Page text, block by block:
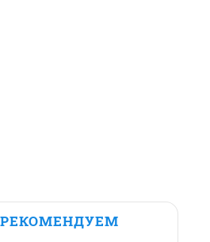
РЕКОМЕНДУЕМ